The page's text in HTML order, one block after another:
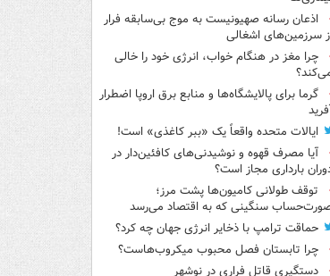
اذعان رسانه صهیونیست به موج بی‌سابقه فرار
سرزمین‌های اشغالی
چرا مغز در هنگام خواب، انرژی خود را خالی
گرما برای پالایشگاه‌ها و منابع برق اروپا اضطرار
ایالات متحده واقعاً یک «ببر کاغذی» است!
آیا مصرف قهوه و نوشیدنی‌های کافئین‌دار در
بارداری مجاز است؟
توقف طولانی کامیون‌ها پشت مرز؛
سنگینی که به اقتصاد می‌رسد
حماقت ترامپ با ذخایر انرژی جهان چه کرد؟
چرا تابستان فصل محبوب میکروب‌هاست؟
دستگیری قاتل فراری در نوشهر